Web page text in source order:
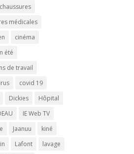
chaussures
médicales
cinéma
été
de travail
covid 19
Dickies
Hôpital
IE Web TV
Jaanuu
kiné
Lafont
lavage